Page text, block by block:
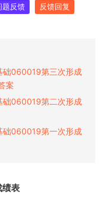
题反馈 反馈回复
础060019第三次形成
案
础060019第二次形成
础060019第一次形成
绩表